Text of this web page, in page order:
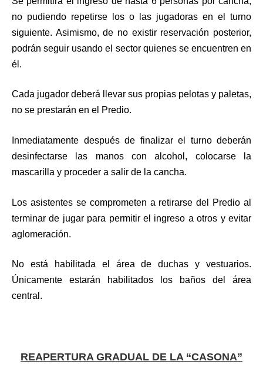
no pudiendo repetirse los o las jugadoras en el turno
siguiente. Asimismo, de no existir reservación posterior,
podrán seguir usando el sector quienes se encuentren en
él.
Cada jugador deberá llevar sus propias pelotas y paletas,
no se prestarán en el Predio.
Inmediatamente después de finalizar el turno deberán
desinfectarse las manos con alcohol, colocarse la
mascarilla y proceder a salir de la cancha.
Los asistentes se comprometen a retirarse del Predio al
terminar de jugar para permitir el ingreso a otros y evitar
aglomeración.
No está habilitada el área de duchas y vestuarios.
Únicamente estarán habilitados los baños del área
central.
REAPERTURA GRADUAL DE LA “CASONA”